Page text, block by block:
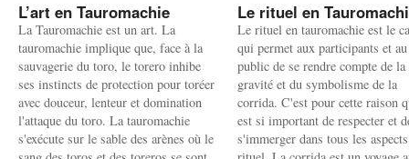
L’art en Tauromachie
La Tauromachie est un art. La
tauromachie implique que, face à la
sauvagerie du toro, le torero inhibe
ses instincts de protection pour toréer
avec douceur, lenteur et domination
l'attaque du toro. La tauromachie
s'exécute sur le sable des arènes où le
Le rituel en
Le rituel en tauromachie est le
qui permet aux participants et au
public de se rendre compte de la
gravité et du symbolisme de la
corrida. C'est pour cette raison
est si important de respecter et
s'immerger dans tous les